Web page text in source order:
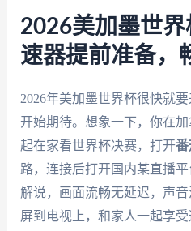
2026美加墨世界
速器提前准备，
2026年美加墨世界杯很快就
开始期待。想象一下，你在
起在家看世界杯决赛，打开番
路，连接后打开国内某直播
解说，画面流畅无延迟，声
屏到电视上，和家人一起享